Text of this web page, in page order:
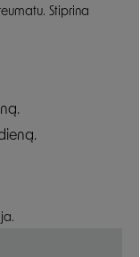
Stiprina